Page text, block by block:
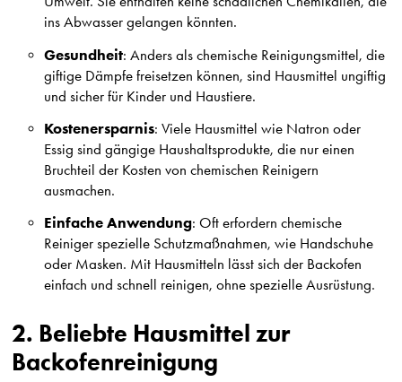
ins Abwasser gelangen könnten.
Gesundheit: Anders als chemische Reinigungsmittel, die
giftige Dämpfe freisetzen können, sind Hausmittel ungiftig
und sicher für Kinder und Haustiere.
Kostenersparnis: Viele Hausmittel wie Natron oder
Essig sind gängige Haushaltsprodukte, die nur einen
Bruchteil der Kosten von chemischen Reinigern
ausmachen.
Einfache Anwendung: Oft erfordern chemische
Reiniger spezielle Schutzmaßnahmen, wie Handschuhe
oder Masken. Mit Hausmitteln lässt sich der Backofen
einfach und schnell reinigen, ohne spezielle Ausrüstung.
2. Beliebte Hausmittel zur
Backofenreinigung